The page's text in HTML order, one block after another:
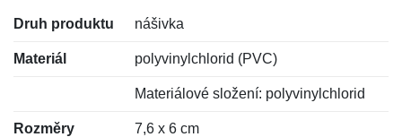
Druh produktu nášivka
Materiál polyvinylchlorid (PVC)
Materiálové složení: polyvinylchlorid
Rozměry 7,6 x 6 cm